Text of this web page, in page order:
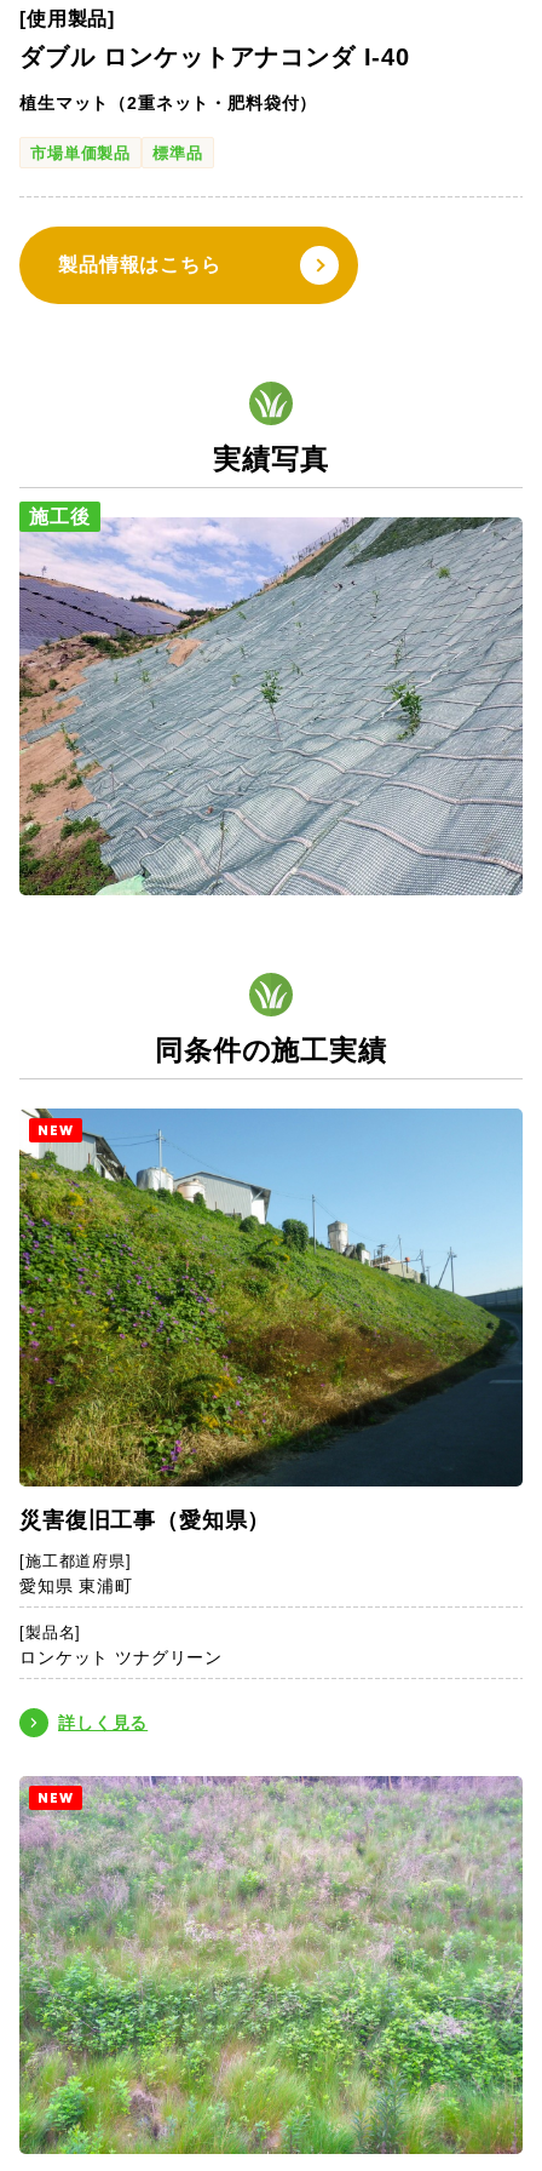
[使用製品]
ダブル ロンケットアナコンダ I-40
植生マット（2重ネット・肥料袋付）
市場単価製品 標準品
製品情報はこちら
実績写真
施工後
同条件の施工実績
NEW
災害復旧工事（愛知県）
[施工都道府県]
愛知県 東浦町
[製品名]
ロンケット ツナグリーン
詳しく見る
NEW